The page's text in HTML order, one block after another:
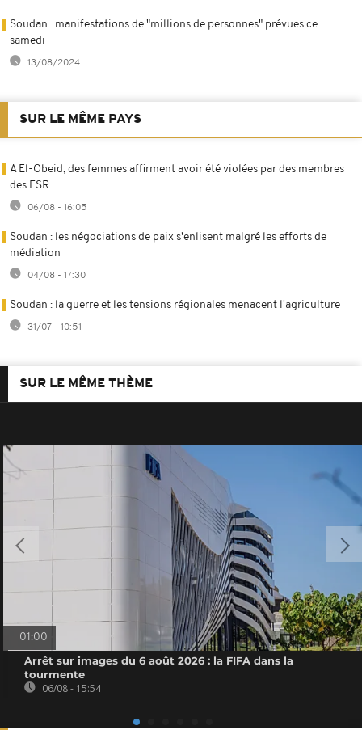
Soudan : manifestations de "millions de personnes" prévues ce
samedi
13/08/2024
SUR LE MÊME PAYS
A El-Obeid, des femmes affirment avoir été violées par des membres
des FSR
06/08 - 16:05
Soudan : les négociations de paix s'enlisent malgré les efforts de
médiation
04/08 - 17:30
Soudan : la guerre et les tensions régionales menacent l'agriculture
31/07 - 10:51
SUR LE MÊME THÈME
01:00
Arrêt sur images du 6 août 2026 : la FIFA dans la
tourmente
06/08 - 15:54